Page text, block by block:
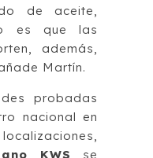
de aceite,
es que las
además,
Martín.
probadas
nacional en
KWS
se